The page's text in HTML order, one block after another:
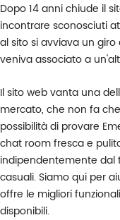
Dopo 14 anni chiude il
incontrare sconosciuti
al sito si avviava un
veniva associato a
Il sito web vanta una
mercato, che non fa
possibilità di provare
chat room fresca e
indipendentemente dal
casuali. Siamo qui per
offre le migliori
disponibili.